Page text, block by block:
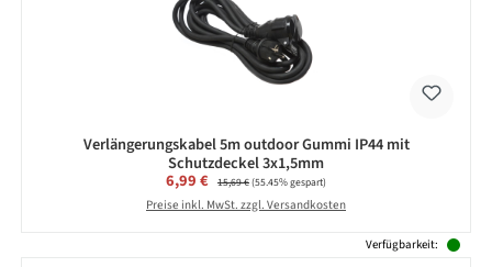
Verlängerungskabel 5m outdoor Gummi IP44 mit
Schutzdeckel 3x1,5mm
Verkaufspreis:
6,99 € Regulärer Preis:
15,69 €(55.45% gespart)
Preise inkl. MwSt. zzgl. Versandkosten
Verfügbarkeit: